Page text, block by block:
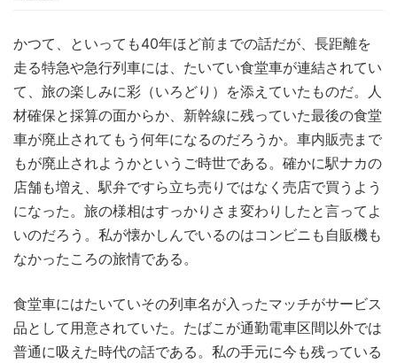
かつて、といっても40年ほど前までの話だが、長距離を
走る特急や急行列車には、たいてい食堂車が連結されてい
て、旅の楽しみに彩（いろどり）を添えていたものだ。人
材確保と採算の面からか、新幹線に残っていた最後の食堂
車が廃止されてもう何年になるのだろうか。車内販売まで
もが廃止されようかというご時世である。確かに駅ナカの
店舗も増え、駅弁ですら立ち売りではなく売店で買うよう
になった。旅の様相はすっかりさま変わりしたと言ってよ
いのだろう。私が懐かしんでいるのはコンビニも自販機も
なかったころの旅情である。
食堂車にはたいていその列車名が入ったマッチがサービス
品として用意されていた。たばこが通勤電車区間以外では
普通に吸えた時代の話である。私の手元に今も残っている